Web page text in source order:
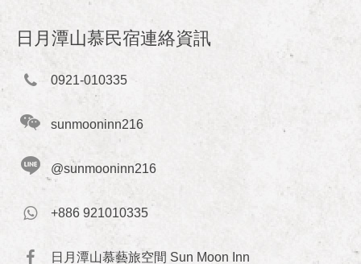
日月潭山慕民宿連絡資訊
0921-010335
sunmooninn216
@sunmooninn216
+886 921010335
日月潭山慕藝旅空間 Sun Moon Inn